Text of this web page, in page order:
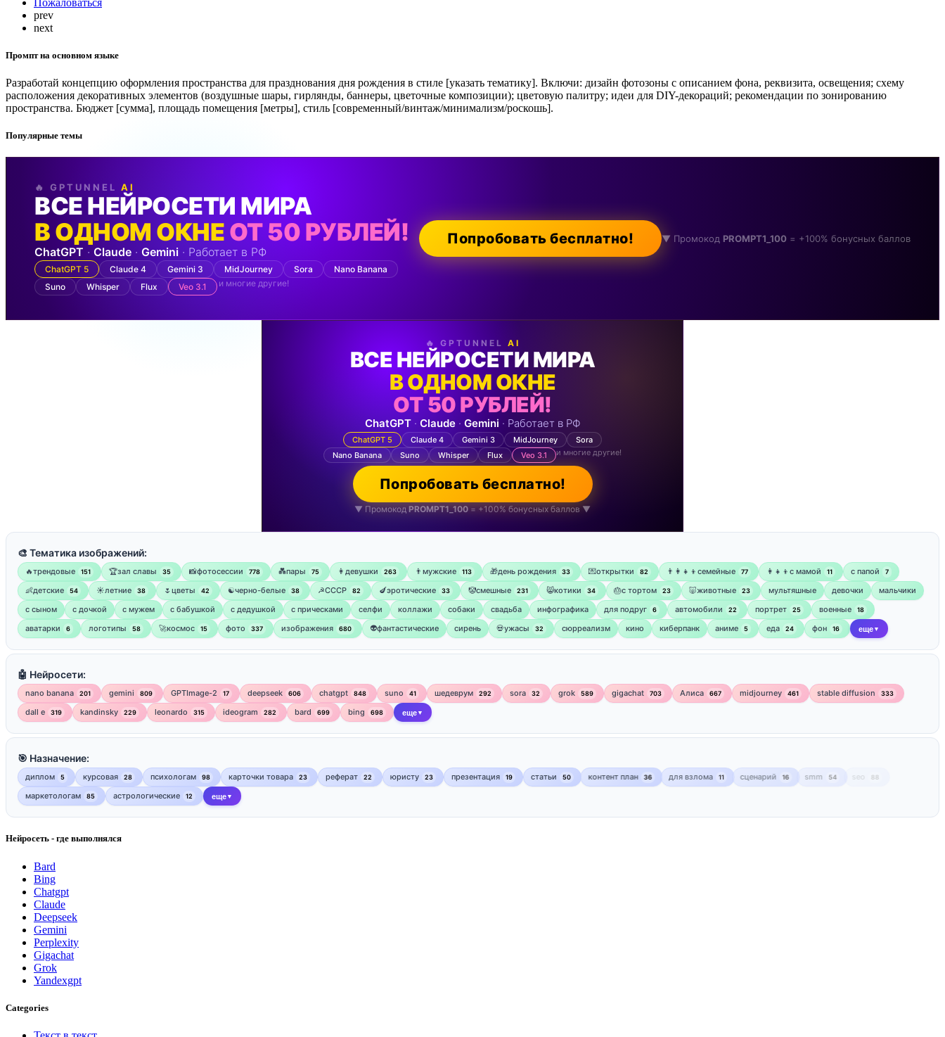
prev
next
Промпт на основном языке
Разработай концепцию оформления пространства для празднования дня рождения в стиле [указать тематику]. Включи: дизайн фотозоны с описанием фона, реквизита, освещения; схему
расположения декоративных элементов (воздушные шары, гирлянды, баннеры, цветочные композиции); цветовую палитру; идеи для DIY-декораций; рекомендации по зонированию
пространства. Бюджет [сумма], площадь помещения [метры], стиль [современный/винтаж/минимализм/роскошь].
Популярные темы
🔥 GPTUNNEL AI
ВСЕ НЕЙРОСЕТИ МИРА
В ОДНОМ ОКНЕОТ 50 РУБЛЕЙ!
ChatGPT · Claude · Gemini · Работает в РФ
ChatGPT 5 Claude 4 Gemini 3 MidJourney Sora
Nano Banana
Suno
Whisper Flux Veo 3.1 и многие другие!
Попробовать бесплатно! ▼ Промокод PROMPT1_100 = +100% бонусных баллов
🔥 GPTUNNEL AI
ВСЕ НЕЙРОСЕТИ МИРА
В ОДНОМ ОКНЕ
ОТ 50 РУБЛЕЙ!
ChatGPT· Claude· Gemini · Работает в РФ
ChatGPT 5 Claude 4 Gemini 3 MidJourney
Sora
Nano Banana
Suno Whisper Flux Veo 3.1 и многие другие!
Попробовать бесплатно!
▼ Промокод PROMPT1_100 = +100% бонусных баллов ▼
🎨 Тематика изображений:
🔥трендовые 151 🏆зал славы 35 📸фотосессии 778 💑пары 75 👩девушки 263 👨мужские 113 🎁день рождения 33 💌открытки 82 👨‍👩‍👧‍👦семейные 77 👩‍👧‍👦с мамой 11 ‍с папой 7
👶детские 54 ☀️летние 38 🌷цветы 42 ☯︎черно-белые 38 ☭СССР 82 🍆эротические 33 🤡смешные 231 😸котики 34 🎂с тортом 23 🐷животные 23 мультяшные девочки
мальчики
с сыном
с дочкой с мужем с бабушкой с дедушкой с прическами селфи коллажи собаки свадьба инфографика для подруг 6 автомобили 22 портрет 25 военные 18
аватарки 6 логотипы 58 🚀космос 15 фото 337 изображения 680 👽фантастические сирень 💀ужасы 32 сюрреализм кино киберпанк аниме 5 еда 24 фон 16 еще ▼
🤖 Нейросети:
nano banana 201 gemini 809 GPTImage-2 17 deepseek 606 chatgpt 848 suno 41 шедеврум 292 sora 32 grok 589 gigachat 703 Алиса 667 midjourney 461 stable diffusion 333
dall e 319 kandinsky 229 leonardo 315 ideogram 282 bard 699 bing 698 еще ▼
🎯 Назначение:
диплом 5 курсовая 28 психологам 98 карточки товара 23 реферат 22 юристу 23 презентация 19 статьи 50 контент план 36 для взлома 11 сценарий 16 smm seo
маркетологам 85 астрологические 12 еще ▼
Нейросеть - где выполнялся
Bard
Bing
Chatgpt
Claude
Deepseek
Gemini
Perplexity
Gigachat
Grok
Yandexgpt
Categories